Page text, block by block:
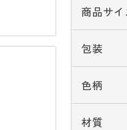
商品サ
包装
色柄
材質